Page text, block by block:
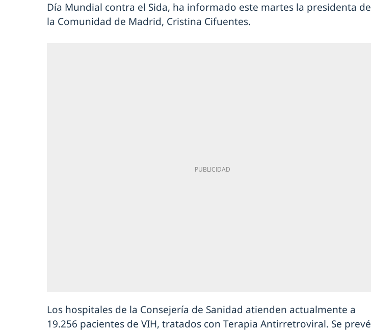
Día Mundial contra el Sida, ha informado este martes la presidenta de
la Comunidad de Madrid, Cristina Cifuentes.
Los hospitales de la Consejería de Sanidad atienden actualmente a
19.256 pacientes de VIH, tratados con Terapia Antirretroviral. Se prevé